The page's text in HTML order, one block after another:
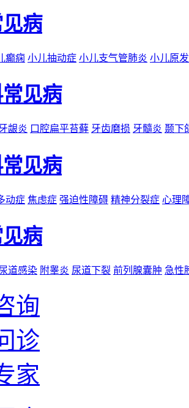
病
癫痫 小儿抽动症 小儿支气管肺炎 小儿原
常见病
牙龈炎 口腔扁平苔藓 牙齿磨损 牙髓炎 颞下
见病
动症 焦虑症 强迫性障碍 精神分裂症 心理
病
道感染 附睾炎 尿道下裂 前列腺囊肿 急性
询
诊
家